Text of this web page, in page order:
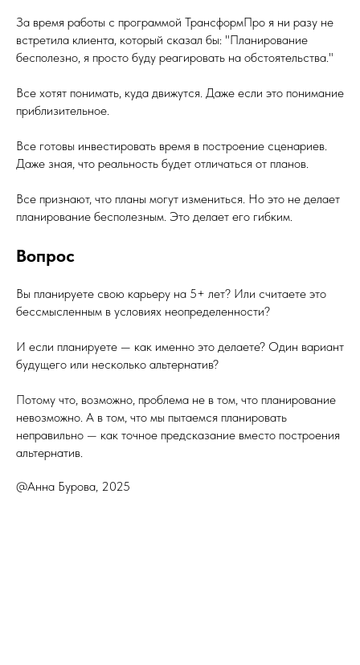
За время работы с программой ТрансформПро я ни разу не
встретила клиента, который сказал бы: "Планирование
бесполезно, я просто буду реагировать на обстоятельства."
Все хотят понимать, куда движутся. Даже если это понимание
приблизительное.
Все готовы инвестировать время в построение сценариев.
Даже зная, что реальность будет отличаться от планов.
Все признают, что планы могут измениться. Но это не делает
планирование бесполезным. Это делает его гибким.
Вопрос
Вы планируете свою карьеру на 5+ лет? Или считаете это
бессмысленным в условиях неопределенности?
И если планируете — как именно это делаете? Один вариант
будущего или несколько альтернатив?
Потому что, возможно, проблема не в том, что планирование
невозможно. А в том, что мы пытаемся планировать
неправильно — как точное предсказание вместо построения
альтернатив.
@Анна Бурова, 2025